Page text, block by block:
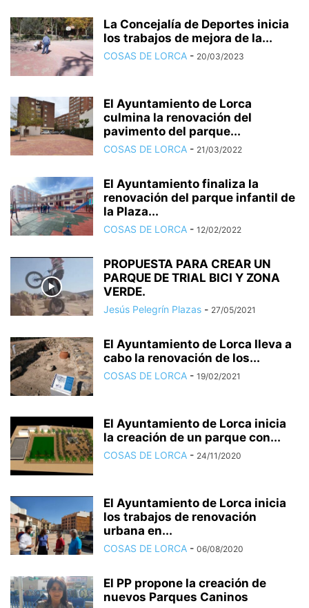
La Concejalía de Deportes inicia
los trabajos de mejora de la...
COSAS DE LORCA - 20/03/2023
El Ayuntamiento de Lorca
culmina la renovación del
pavimento del parque...
COSAS DE LORCA - 21/03/2022
El Ayuntamiento finaliza la
renovación del parque infantil de
la Plaza...
COSAS DE LORCA - 12/02/2022
PROPUESTA PARA CREAR UN
PARQUE DE TRIAL BICI Y ZONA
VERDE.
Jesús Pelegrín Plazas - 27/05/2021
El Ayuntamiento de Lorca lleva a
cabo la renovación de los...
COSAS DE LORCA - 19/02/2021
El Ayuntamiento de Lorca inicia
la creación de un parque con...
COSAS DE LORCA - 24/11/2020
El Ayuntamiento de Lorca inicia
los trabajos de renovación
urbana en...
COSAS DE LORCA - 06/08/2020
El PP propone la creación de
nuevos Parques Caninos